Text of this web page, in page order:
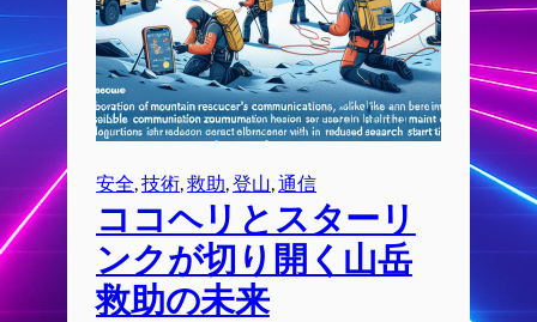
安全, 技術, 救助, 登山, 通信
ココヘリとスターリ
ンクが切り開く山岳
救助の未来